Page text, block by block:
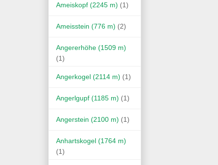
Ameiskopf (2245 m) (1)
Ameisstein (776 m) (2)
Angererhöhe (1509 m)
(1)
Angerkogel (2114 m) (1)
Angerlgupf (1185 m) (1)
Angerstein (2100 m) (1)
Anhartskogel (1764 m)
(1)